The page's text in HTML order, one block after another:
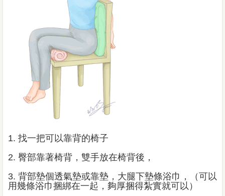
1. 找一把可以靠背的椅子
2. 臀部靠著椅背，雙手放在椅背後，
3. 背部墊個透氣墊或靠墊，大腿下墊條浴巾，（可以
用幾條浴巾捆綁在一起，夠厚捆得紮實就可以）